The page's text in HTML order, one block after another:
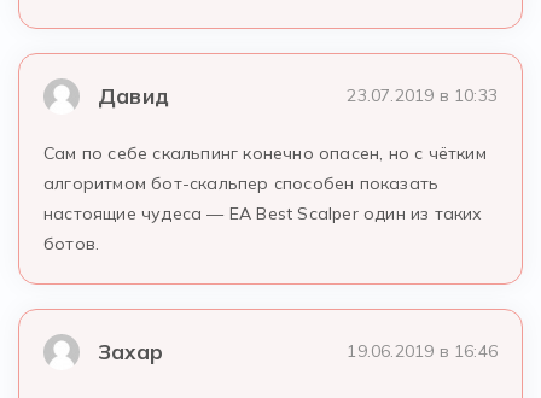
Давид 23.07.2019 в 10:33
Сам по себе скальпинг конечно опасен, но с чётким
алгоритмом бот-скальпер способен показать
настоящие чудеса — EA Best Scalper один из таких
ботов.
Захар 19.06.2019 в 16:46